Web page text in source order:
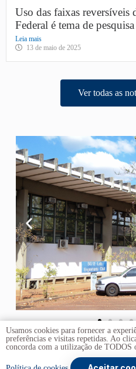
Uso das faixas reversíveis
Federal é tema de
Leia mais
13 de maio de 2025
Ver todas as
Usamos cookies para fornecer a
preferências e visitas repetidas. Ao
concorda com a utilização de TODOS